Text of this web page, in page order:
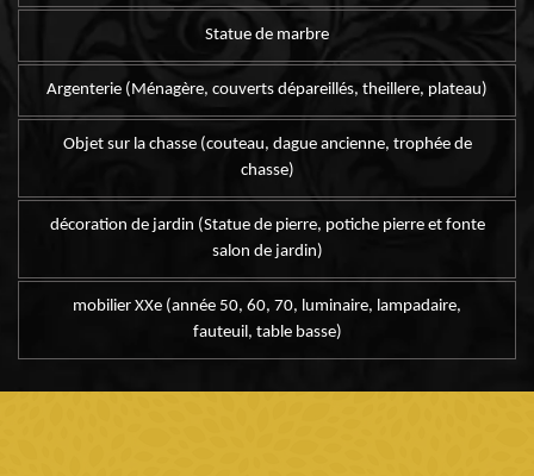
Statue de marbre
Argenterie (Ménagère, couverts dépareillés, theillere, plateau)
Objet sur la chasse (couteau, dague ancienne, trophée de
chasse)
décoration de jardin (Statue de pierre, potiche pierre et fonte
salon de jardin)
mobilier XXe (année 50, 60, 70, luminaire, lampadaire,
fauteuil, table basse)